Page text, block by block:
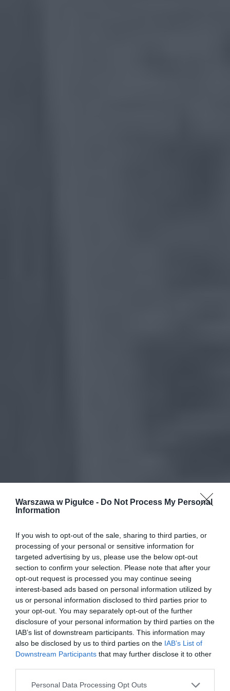
Warszawa w Pigułce - Do Not Process My Personal
Information
If you wish to opt-out of the sale, sharing to third parties, or
processing of your personal or sensitive information for
targeted advertising by us, please use the below opt-out
section to confirm your selection. Please note that after your
opt-out request is processed you may continue seeing
interest-based ads based on personal information utilized by
us or personal information disclosed to third parties prior to
your opt-out. You may separately opt-out of the further
disclosure of your personal information by third parties on the
IAB’s list of downstream participants. This information may
also be disclosed by us to third parties on the IAB’s List of
Downstream Participants that may further disclose it to other
Personal Data Processing Opt Outs